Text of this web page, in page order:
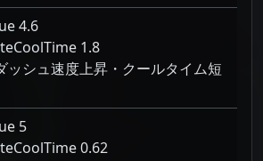
4.6
1.8
ッシュ速度上昇・クールタイム短
5
0.62